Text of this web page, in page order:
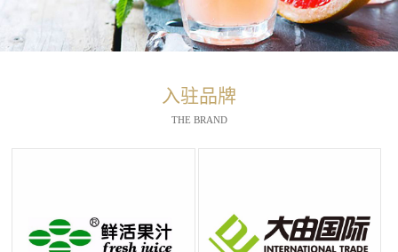
入驻品牌
THE BRAND